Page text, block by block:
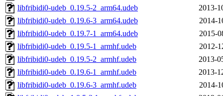
libfribidi0-udeb_0.19.5-2_arm64.udeb
2013-
libfribidi0-udeb_0.19.6-3_arm64.udeb
2014-
libfribidi0-udeb_0.19.7-1_arm64.udeb
2015-
libfribidi0-udeb_0.19.5-1_armhf.udeb
2012-
libfribidi0-udeb_0.19.5-2_armhf.udeb
2013-
libfribidi0-udeb_0.19.6-1_armhf.udeb
2013-
libfribidi0-udeb_0.19.6-3_armhf.udeb
2014-